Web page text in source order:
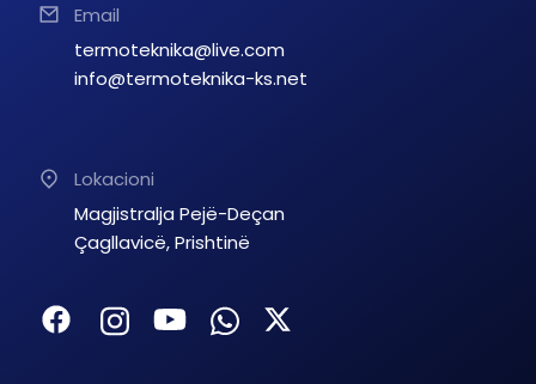
Email
termoteknika@live.com
info@termoteknika-ks.net
Lokacioni
Magjistralja Pejë-Deçan
Çagllavicë, Prishtinë